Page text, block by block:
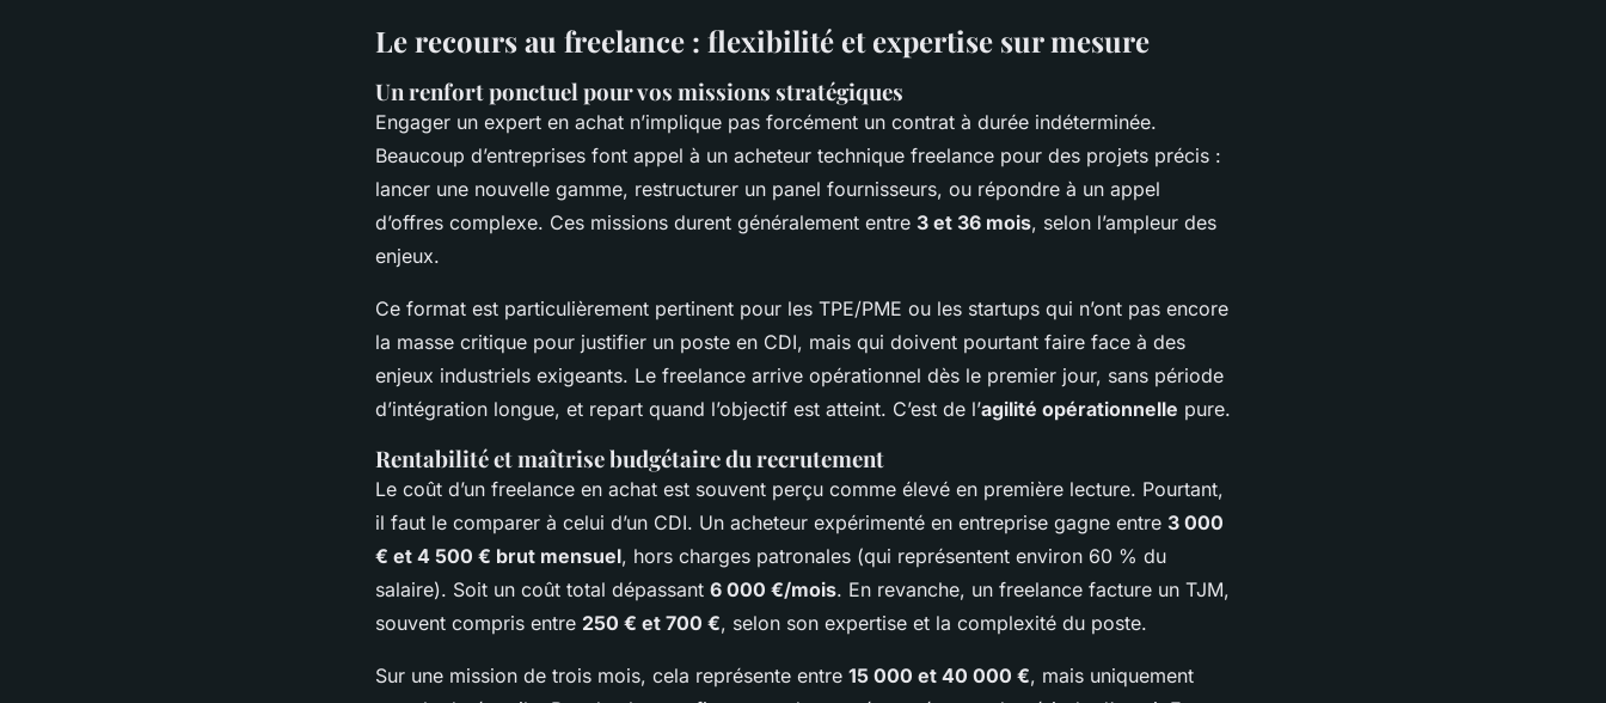
Le recours au freelance : flexibilité et expertise sur mesure
Un renfort ponctuel pour vos missions stratégiques
Engager un expert en achat n’implique pas forcément un contrat à durée indéterminée.
Beaucoup d’entreprises font appel à un acheteur technique freelance pour des projets précis :
lancer une nouvelle gamme, restructurer un panel fournisseurs, ou répondre à un appel
d’offres complexe. Ces missions durent généralement entre 3 et 36 mois, selon l’ampleur des
enjeux.
Ce format est particulièrement pertinent pour les TPE/PME ou les startups qui n’ont pas encore
la masse critique pour justifier un poste en CDI, mais qui doivent pourtant faire face à des
enjeux industriels exigeants. Le freelance arrive opérationnel dès le premier jour, sans période
d’intégration longue, et repart quand l’objectif est atteint. C’est de l’agilité opérationnelle pure.
Rentabilité et maîtrise budgétaire du recrutement
Le coût d’un freelance en achat est souvent perçu comme élevé en première lecture. Pourtant,
il faut le comparer à celui d’un CDI. Un acheteur expérimenté en entreprise gagne entre 3 000
€ et 4 500 € brut mensuel, hors charges patronales (qui représentent environ 60 % du
salaire). Soit un coût total dépassant 6 000 €/mois. En revanche, un freelance facture un TJM,
souvent compris entre 250 € et 700 €, selon son expertise et la complexité du poste.
Sur une mission de trois mois, cela représente entre 15 000 et 40 000 €, mais uniquement